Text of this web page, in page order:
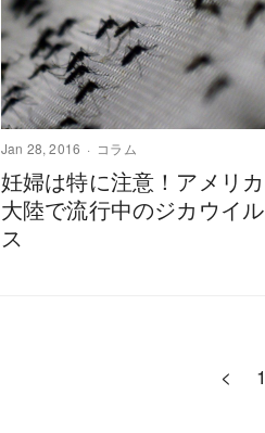
Jan 28, 2016 コラム
妊婦は特に注意！アメリカ
大陸で流行中のジカウイル
ス
< 1